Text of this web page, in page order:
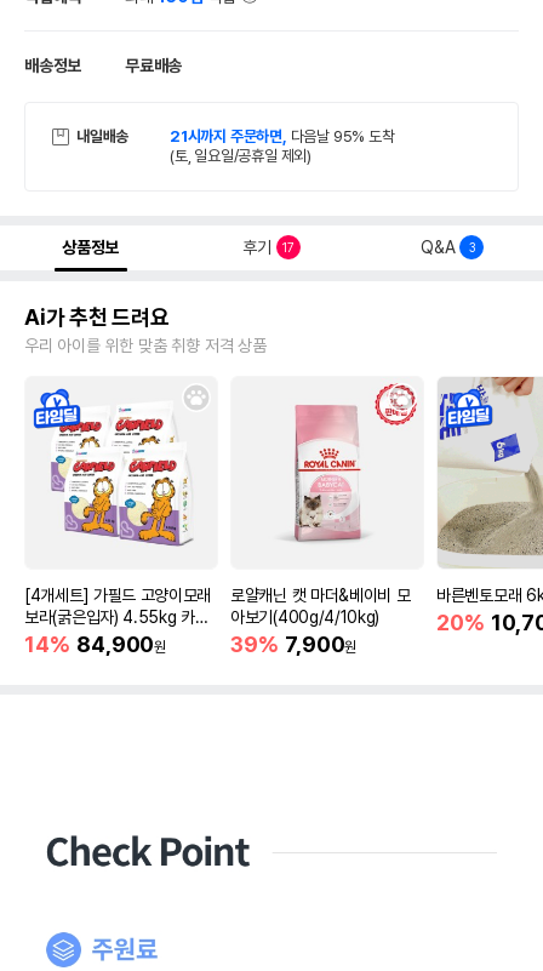
배송정보 무료배송
내일배송 21시까지 주문하면, 다음날 95% 도착
(토, 일요일/공휴일 제외)
상품정보 후기 17 Q&A 3
Ai가 추천 드려요
우리 아이를 위한 맞춤 취향 저격 상품
[4개세트] 가필드 고양이모래
보라(굵은입자) 4.55kg 카사
바모래
14% 84,900원
로얄캐닌 캣 마더&베이비 모
아보기(400g/4/10kg)
39% 7,900원
바른벤토모래
20%